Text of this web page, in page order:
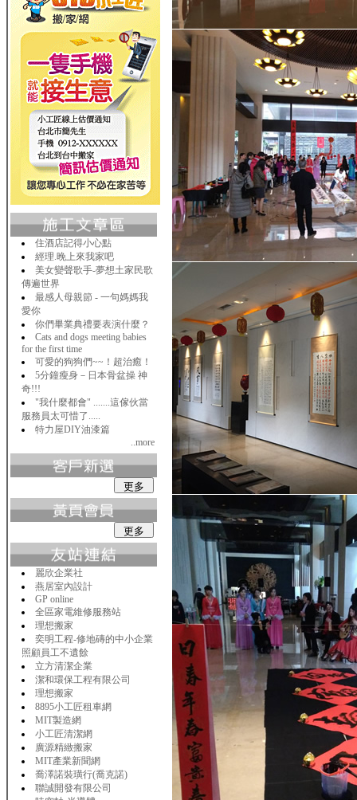
住酒店記得小心點
經理.晚上來我家吧
美女變聲歌手-夢想土家民歌
傳遍世界
最感人母親節 - 一句媽媽我
愛你
你們畢業典禮要表演什麼？
Cats and dogs meeting babies
for the first time
可愛的狗狗們~~！超治癒！
5分鐘瘦身－日本骨盆操 神
奇!!!
"我什麼都會" .......這傢伙當
服務員太可惜了.....
特力屋DIY油漆篇
..more
麗欣企業社
燕居室內設計
GP online
全區家電維修服務站
理想搬家
奕明工程-修地磚的中小企業
照顧員工不遺餘
立方清潔企業
潔和環保工程有限公司
理想搬家
8895小工匠租車網
MIT製造網
小工匠清潔網
廣源精緻搬家
MIT產業新聞網
喬澤諾裝璜行(喬克諾)
聯誠開發有限公司